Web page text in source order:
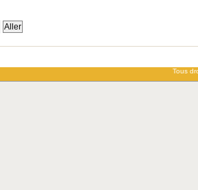
Tous